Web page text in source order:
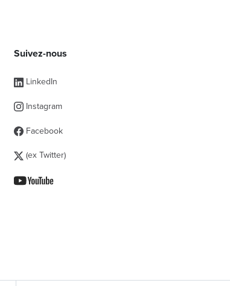
Suivez-nous
LinkedIn
Instagram
Facebook
(ex Twitter)